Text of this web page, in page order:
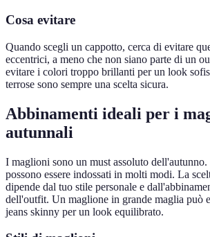
Cosa evitare
Quando scegli un cappotto, cerca di evitare
eccentrici, a meno che non siano parte di un
evitare i colori troppo brillanti per un look
terrose sono sempre una scelta sicura.
Abbinamenti ideali per i
autunnali
I maglioni sono un must assoluto
possono essere indossati in molti modi. La
dipende dal tuo stile personale e
dell'outfit. Un maglione in grande maglia può
jeans skinny per un look equilibrato.